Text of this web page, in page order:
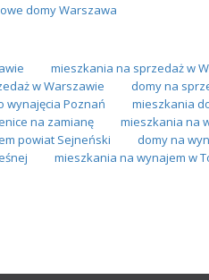
domy Warszawa
mieszkania na sprzedaż w
w Warszawie
domy na
wynajęcia Poznań
mieszkania
na zamianę
mieszkania na
powiat Sejneński
domy na
mieszkania na wynajem w